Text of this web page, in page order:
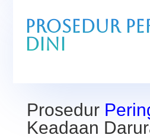
Prosedur
Dini
Prosedur
Keadaan